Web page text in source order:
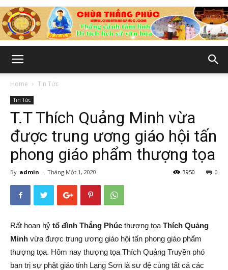
Phúc
-
Home Tin Tức
Tin Tức
T.T Thích Quảng Minh vừa
được trung ương giáo hội tấn
phong giáo phẩm thượng tọa
By admin - Tháng Một 1, 2020 0
3950
Rất hoan hỷ tổ đình Thắng Phúc thượng tọa Thích Quảng
Minh vừa được trung ương giáo hội tấn phong giáo phẩm
thượng tọa. Hôm nay thượng tọa Thích Quảng Truyền phó
ban trị sự phật giáo tỉnh Lạng Sơn là sư đệ cùng tất cả các